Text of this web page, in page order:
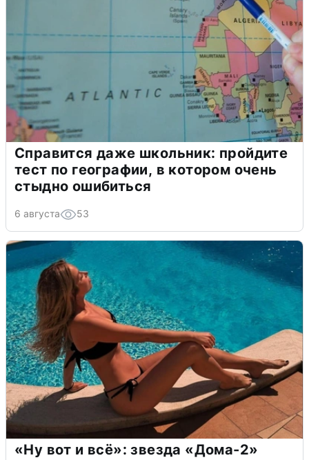
Справится даже школьник: пройдите
тест по географии, в котором очень
стыдно ошибиться
6 августа 53
«Ну вот и всё»: звезда «Дома-2»